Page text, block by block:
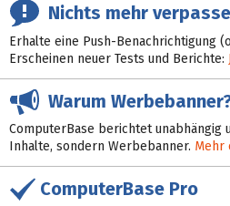
Nichts mehr
Erhalte eine Push-Benachrichtigung
Erscheinen neuer Tests und Berichte:
Warum
ComputerBase berichtet unabhängig
Inhalte, sondern Werbebanner. Mehr
ComputerBase Pro